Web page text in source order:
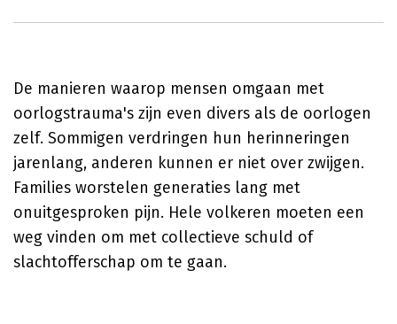
De manieren waarop mensen omgaan met
oorlogstrauma's zijn even divers als de oorlogen
zelf. Sommigen verdringen hun herinneringen
jarenlang, anderen kunnen er niet over zwijgen.
Families worstelen generaties lang met
onuitgesproken pijn. Hele volkeren moeten een
weg vinden om met collectieve schuld of
slachtofferschap om te gaan.